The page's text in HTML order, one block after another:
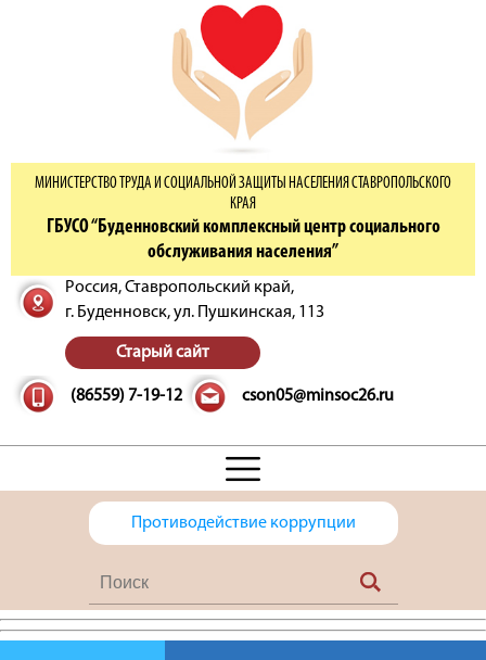
МИНИСТЕРСТВО ТРУДА И СОЦИАЛЬНОЙ ЗАЩИТЫ НАСЕЛЕНИЯ СТАВРОПОЛЬСКОГО
КРАЯ
ГБУСО “Буденновский комплексный центр социального
обслуживания населения”
Россия, Ставропольский край,
г. Буденновск,ул. Пушкинская, 113
Старый сайт
(86559) 7-19-12 cson05@minsoc26.ru
Противодействие коррупции